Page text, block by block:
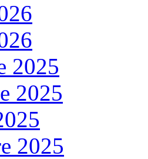
2025
2025
2025